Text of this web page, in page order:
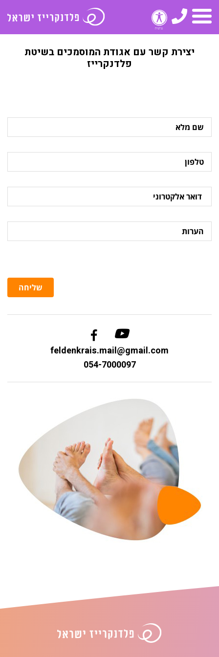
תפריט
טלפון
יצירת קשר עם אגודת המוסמכים בשיטת
פלדנקרייז
מלא
טלפון
אלקטרוני
הערות
שליחה
feldenkrais.mail@gmail.com
054-7000097